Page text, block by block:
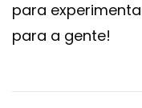
para
para a gente!